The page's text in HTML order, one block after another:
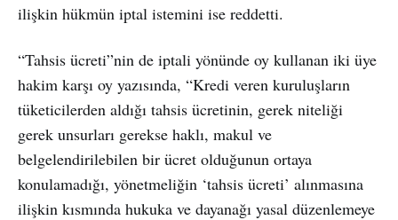
ilişkin hükmün iptal istemini ise reddetti.
“Tahsis ücreti”nin de iptali yönünde oy kullanan iki üye
hakim karşı oy yazısında, “Kredi veren kuruluşların
tüketicilerden aldığı tahsis ücretinin, gerek niteliği
gerek unsurları gerekse haklı, makul ve
belgelendirilebilen bir ücret olduğunun ortaya
konulamadığı, yönetmeliğin ‘tahsis ücreti’ alınmasına
ilişkin kısmında hukuka ve dayanağı yasal düzenlemeye